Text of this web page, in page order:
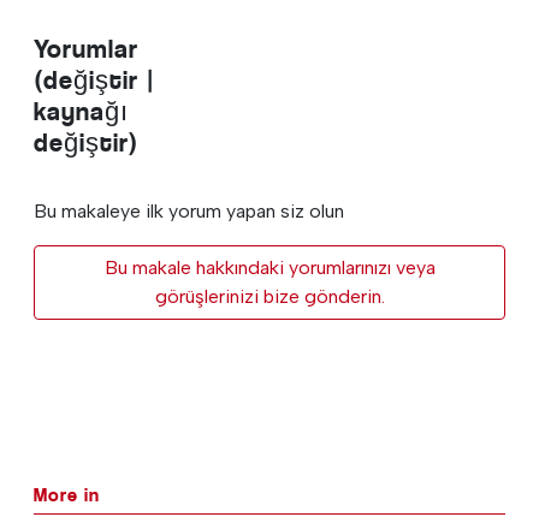
Yorumlar
(değiştir |
kaynağı
değiştir)
Bu makaleye ilk yorum yapan siz olun
Bu makale hakkındaki yorumlarınızı veya
görüşlerinizi bize gönderin.
More in